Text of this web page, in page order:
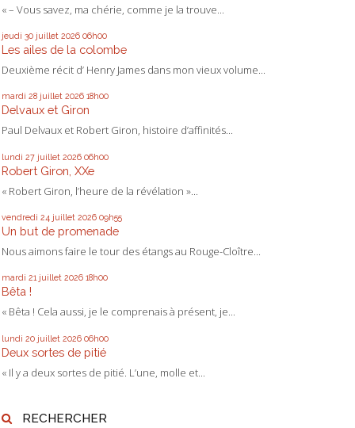
« – Vous savez, ma chérie, comme je la trouve...
jeudi 30 juillet 2026 06h00
Les ailes de la colombe
Deuxième récit d’ Henry James dans mon vieux volume...
mardi 28 juillet 2026 18h00
Delvaux et Giron
Paul Delvaux et Robert Giron, histoire d’affinités...
lundi 27 juillet 2026 06h00
Robert Giron, XXe
« Robert Giron, l’heure de la révélation »...
vendredi 24 juillet 2026 09h55
Un but de promenade
Nous aimons faire le tour des étangs au Rouge-Cloître...
mardi 21 juillet 2026 18h00
Bêta !
« Bêta ! Cela aussi, je le comprenais à présent, je...
lundi 20 juillet 2026 06h00
Deux sortes de pitié
« Il y a deux sortes de pitié. L’une, molle et...
RECHERCHER